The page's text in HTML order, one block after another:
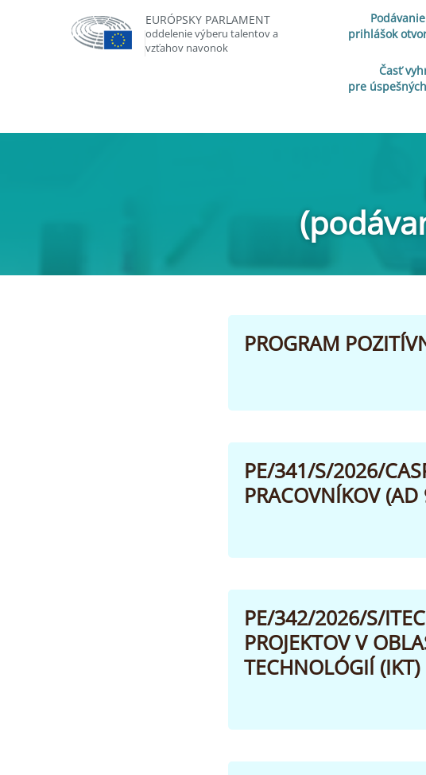
EURÓPSKY PARLAMENT
oddelenie výberu talentov a
vzťahov navonok
Podávanie
prihlášok
Časť
pre
PROGRAM
PE/341/S/2026/
PRACOVNÍKOV (AD
PE/342/2026/S/
PROJEKTOV V
TECHNOLÓGIÍ